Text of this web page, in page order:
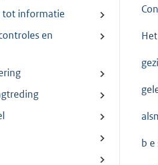
tot informatie
en
b e